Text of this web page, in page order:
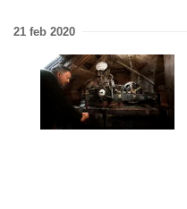
21 feb 2020